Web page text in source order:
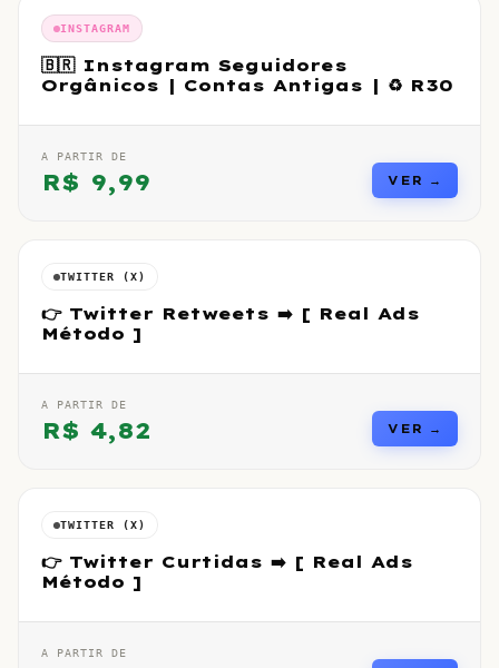
INSTAGRAM
🇧🇷 Instagram Seguidores
Orgânicos | Contas Antigas | ♻️ R30
A PARTIR DE
R$ 9,99 VER →
TWITTER (X)
👉 Twitter Retweets ➡️ [ Real Ads
Método ]
A PARTIR DE
R$ 4,82 VER →
TWITTER (X)
👉 Twitter Curtidas ➡️ [ Real Ads
Método ]
A PARTIR DE